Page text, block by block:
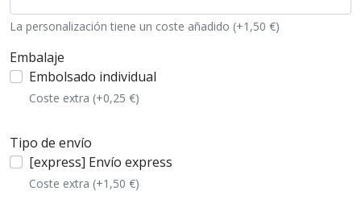
La personalización tiene un coste añadido (+1,50 €)
Embalaje
Embolsado individual
Coste extra (+0,25 €)
Tipo de envío
[express] Envío express
Coste extra (+1,50 €)